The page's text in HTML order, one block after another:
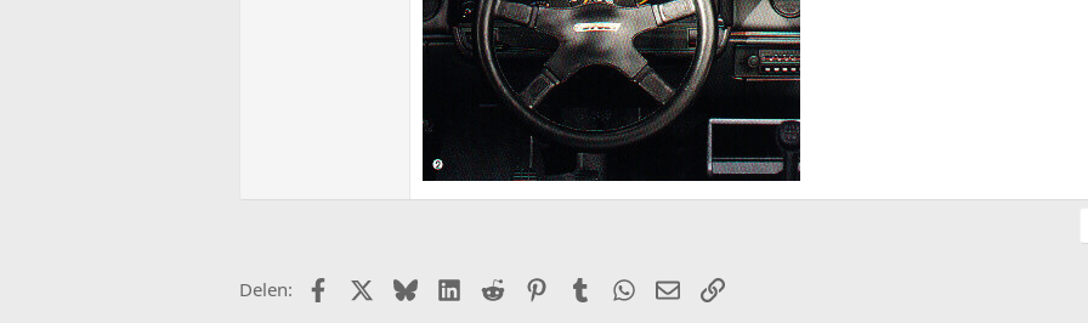
Delen: FacebookX (Twitter)
BlueskyLinkedIn
Reddit PinterestTumblr WhatsApp
E-mailLink